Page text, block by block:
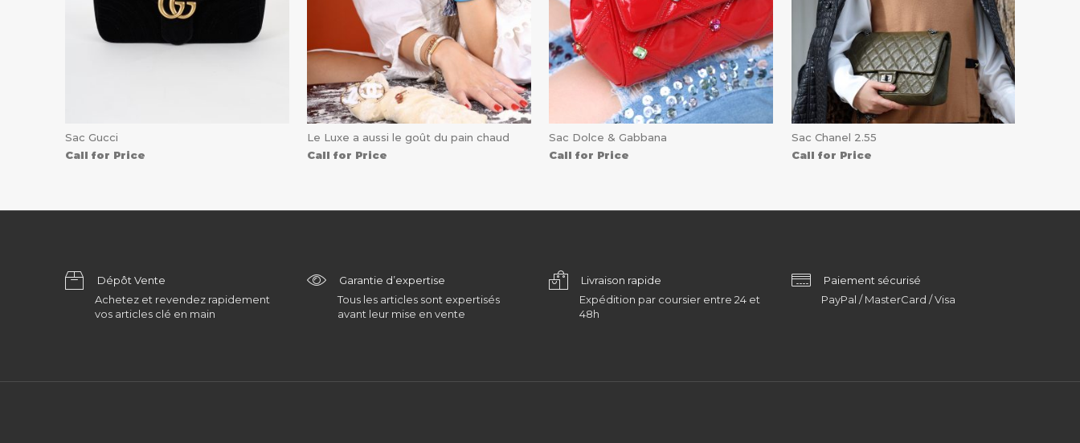
Sac Gucci
Call for Price
Le Luxe a aussi le goût du pain chaud
Call for Price
Sac Dolce & Gabbana
Call for Price
Sac Chanel 2.55
Call for Price
Dépôt Vente
Achetez et revendez rapidement
vos articles clé en main
Garantie d’expertise
Tous les articles sont expertisés
avant leur mise en vente
Livraison rapide
Expédition par coursier entre 24 et
48h
Paiement sécurisé
PayPal / MasterCard / Visa